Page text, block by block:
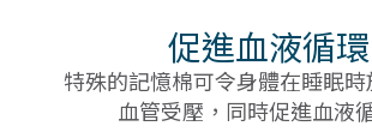
促進血液循環
特殊的記憶棉可令身體在睡眠
血管受壓，同時促進血液